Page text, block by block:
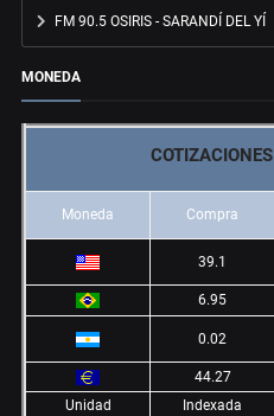
FM 90.5 OSIRIS - SARANDÍ DEL YÍ
MONEDA
COTIZACIONES
Moneda Compra
39.1
6.95
0.02
44.27
Unidad
Indexada